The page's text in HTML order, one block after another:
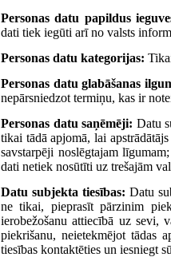
Personas datu papildus
dati tiek iegūti arī no valsts
Personas datu kategorijas:
Personas datu glabāšanas
nepārsniedzot termiņu, kas ir
Personas datu saņēmēji: Datu
tikai tādā apjomā, lai
savstarpēji noslēgtajam
dati netiek nosūtīti uz trešajām
Datu subjekta tiesības: Datu
ne tikai, pieprasīt pārzinim
ierobežošanu attiecībā uz sevi,
piekrišanu, neietekmējot tādas
tiesības kontaktēties un iesniegt